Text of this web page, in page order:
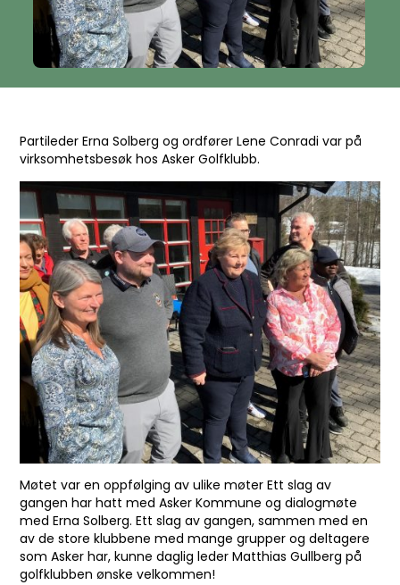
Partileder Erna Solberg og ordfører Lene Conradi var på
virksomhetsbesøk hos Asker Golfklubb.
Møtet var en oppfølging av ulike møter Ett slag av
gangen har hatt med Asker Kommune og dialogmøte
med Erna Solberg. Ett slag av gangen, sammen med en
av de store klubbene med mange grupper og deltagere
som Asker har, kunne daglig leder Matthias Gullberg på
golfklubben ønske velkommen!